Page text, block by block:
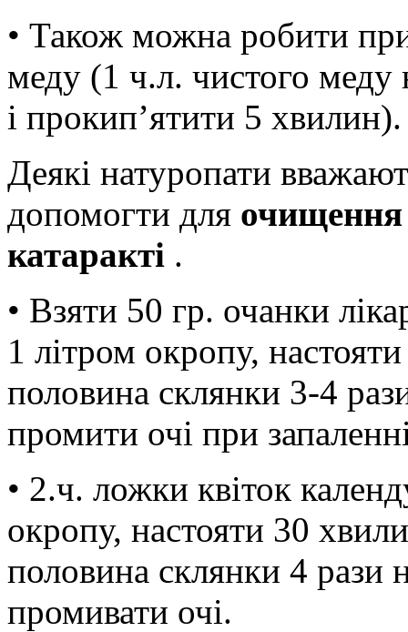
• Також можна робити
меду (1 ч.л. чистого меду
і прокип’ятити 5 хвилин).
Деякі натуропати
допомогти для
катаракті .
• Взяти 50 гр. очанки
1 літром окропу,
половина склянки 3-4
промити очі при
• 2.ч. ложки квіток
окропу, настояти 30
половина склянки 4 рази
промивати очі.